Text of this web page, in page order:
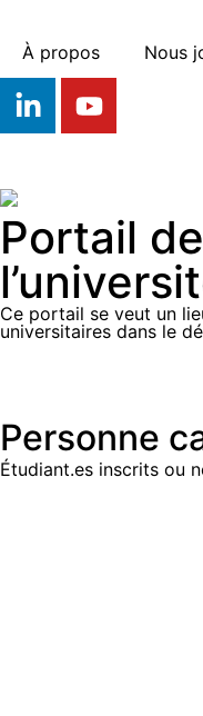
À propos Nous
Portail
Ce portail se veut un
universitaires dans le
Personne
Étudiant.es inscrits ou